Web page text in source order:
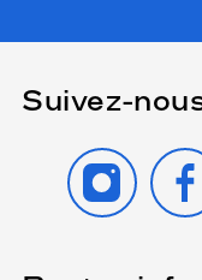
Suivez-
INSTAGRAM